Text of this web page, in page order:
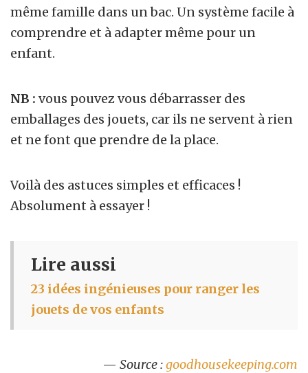
même famille dans un bac. Un système facile à
comprendre et à adapter même pour un
enfant.
NB : vous pouvez vous débarrasser des
emballages des jouets, car ils ne servent à rien
et ne font que prendre de la place.
Voilà des astuces simples et efficaces !
Absolument à essayer !
Lire aussi
23 idées ingénieuses pour ranger les
jouets de vos enfants
— Source :goodhousekeeping.com